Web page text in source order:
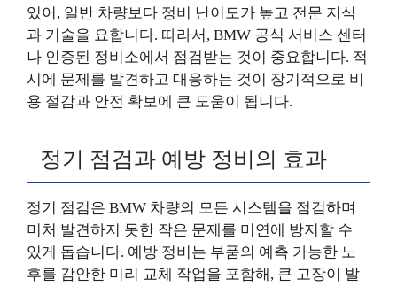
있어, 일반 차량보다 정비 난이도가 높고 전문 지식
과 기술을 요합니다. 따라서, BMW 공식 서비스 센터
나 인증된 정비소에서 점검받는 것이 중요합니다. 적
시에 문제를 발견하고 대응하는 것이 장기적으로 비
용 절감과 안전 확보에 큰 도움이 됩니다.
정기 점검과 예방 정비의 효과
정기 점검은 BMW 차량의 모든 시스템을 점검하며
미처 발견하지 못한 작은 문제를 미연에 방지할 수
있게 돕습니다. 예방 정비는 부품의 예측 가능한 노
후를 감안한 미리 교체 작업을 포함해, 큰 고장이 발